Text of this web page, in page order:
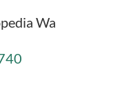
Wa